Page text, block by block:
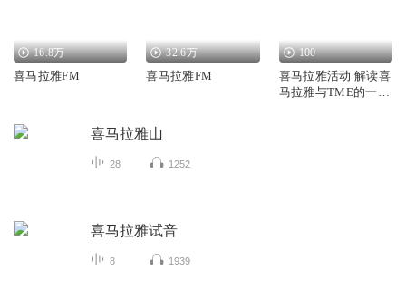
16.8万
喜马拉雅FM
32.6万
喜马拉雅FM
100
喜马拉雅活动|解读喜
马拉雅与TME的一切
喜马拉雅山
28 1252
喜马拉雅试音
8 1939